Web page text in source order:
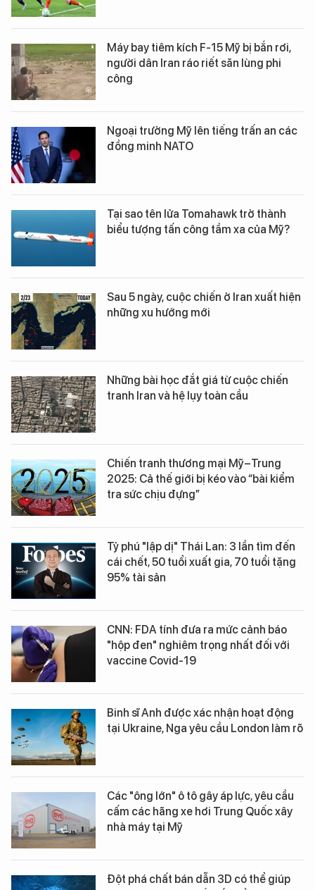
Máy bay tiêm kích F-15 Mỹ bị bắn rơi,
người dân Iran ráo riết săn lùng phi
công
Ngoại trưởng Mỹ lên tiếng trấn an các
đồng minh NATO
Tại sao tên lửa Tomahawk trở thành
biểu tượng tấn công tầm xa của Mỹ?
Sau 5 ngày, cuộc chiến ở Iran xuất hiện
những xu hướng mới
Những bài học đắt giá từ cuộc chiến
tranh Iran và hệ lụy toàn cầu
Chiến tranh thương mại Mỹ–Trung
2025: Cả thế giới bị kéo vào “bài kiểm
tra sức chịu đựng”
Tỷ phú "lập dị" Thái Lan: 3 lần tìm đến
cái chết, 50 tuổi xuất gia, 70 tuổi tặng
95% tài sản
CNN: FDA tính đưa ra mức cảnh báo
"hộp đen" nghiêm trọng nhất đối với
vaccine Covid-19
Binh sĩ Anh được xác nhận hoạt động
tại Ukraine, Nga yêu cầu London làm rõ
Các "ông lớn" ô tô gây áp lực, yêu cầu
cấm các hãng xe hơi Trung Quốc xây
nhà máy tại Mỹ
Đột phá chất bán dẫn 3D có thể giúp